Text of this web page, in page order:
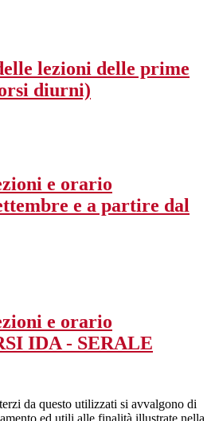
lezioni delle prime
diurni)
e orario
e a partire dal
e orario
IDA - SERALE
da questo utilizzati si avvalgono di